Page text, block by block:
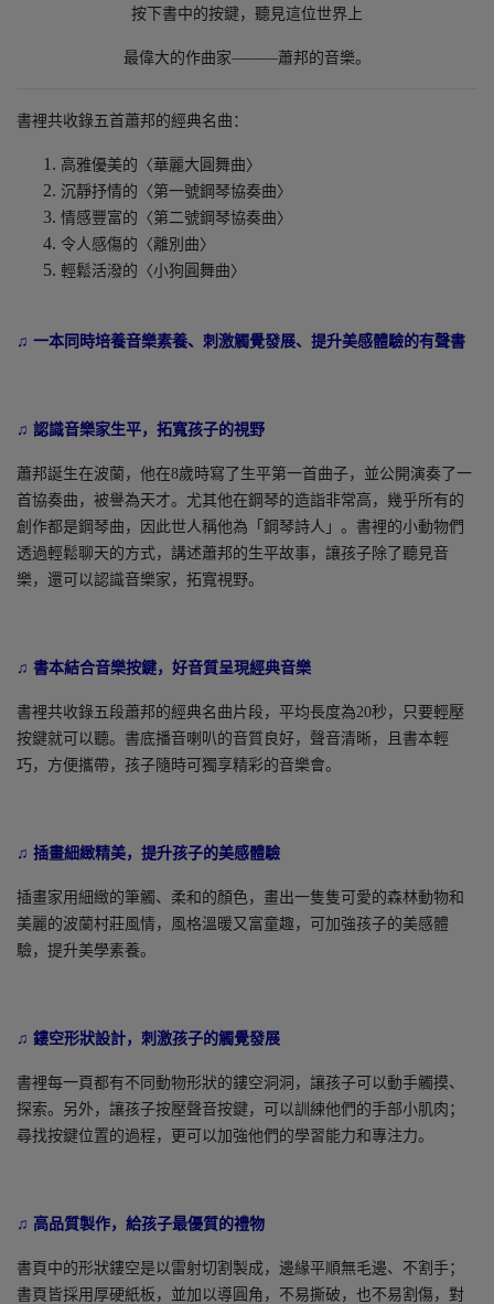
按下書中的按鍵，聽見這位世界上
最偉大的作曲家———蕭邦的音樂。
書裡共收錄五首蕭邦的經典名曲：
高雅優美的〈華麗大圓舞曲〉
沉靜抒情的〈第一號鋼琴協奏曲〉
情感豐富的〈第二號鋼琴協奏曲〉
令人感傷的〈離別曲〉
輕鬆活潑的〈小狗圓舞曲〉
♫ 一本同時培養音樂素養、刺激觸覺發展、提升美感體驗的有聲書
♫ 認識音樂家生平，拓寬孩子的視野
蕭邦誕生在波蘭，他在8歲時寫了生平第一首曲子，並公開演奏了一
首協奏曲，被譽為天才。尤其他在鋼琴的造詣非常高，幾乎所有的
創作都是鋼琴曲，因此世人稱他為「鋼琴詩人」。書裡的小動物們
透過輕鬆聊天的方式，講述蕭邦的生平故事，讓孩子除了聽見音
樂，還可以認識音樂家，拓寬視野。
♫ 書本結合音樂按鍵，好音質呈現經典音樂
書裡共收錄五段蕭邦的經典名曲片段，平均長度為20秒，只要輕壓
按鍵就可以聽。書底播音喇叭的音質良好，聲音清晰，且書本輕
巧，方便攜帶，孩子隨時可獨享精彩的音樂會。
♫ 插畫細緻精美，提升孩子的美感體驗
插畫家用細緻的筆觸、柔和的顏色，畫出一隻隻可愛的森林動物和
美麗的波蘭村莊風情，風格溫暖又富童趣，可加強孩子的美感體
驗，提升美學素養。
♫ 鏤空形狀設計，刺激孩子的觸覺發展
書裡每一頁都有不同動物形狀的鏤空洞洞，讓孩子可以動手觸摸、
探索。另外，讓孩子按壓聲音按鍵，可以訓練他們的手部小肌肉；
尋找按鍵位置的過程，更可以加強他們的學習能力和專注力。
♫ 高品質製作，給孩子最優質的禮物
書頁中的形狀鏤空是以雷射切割製成，邊緣平順無毛邊、不割手；
書頁皆採用厚硬紙板，並加以導圓角，不易撕破，也不易割傷，對